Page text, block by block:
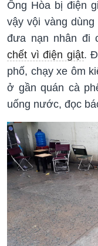
Ông Hòa bị điện
vậy vội vàng
đưa nạn nhân đi
chết vì điện giật.
phố, chạy xe ôm
ở gần quán cà
uống nước, đọc